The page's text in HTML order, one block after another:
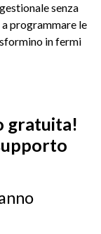
senza
programmare le
in fermi
gratuita!